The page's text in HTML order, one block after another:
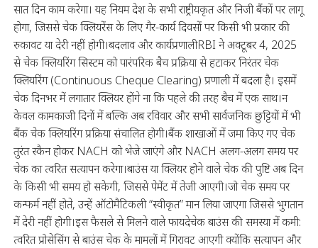
सात दिन काम करेगा। यह नियम देश के सभी राष्ट्रीयकृत और निजी बैंकों पर लागू
होगा, जिससे चेक क्लियरेंस के लिए गैर-कार्य दिवसों पर किसी भी प्रकार की
रुकावट या देरी नहीं होगी।बदलाव और कार्यप्रणालीRBI ने अक्टूबर 4, 2025
से चेक क्लियरिंग सिस्टम को पारंपरिक बैच प्रक्रिया से हटाकर निरंतर चेक
क्लियरिंग (Continuous Cheque Clearing) प्रणाली में बदला है। इसमें
चेक दिनभर में लगातार क्लियर होंगे ना कि पहले की तरह बैच में एक साथ।न
केवल कामकाजी दिनों में बल्कि अब रविवार और सभी सार्वजनिक छुट्टियों में भी
बैंक चेक क्लियरिंग प्रक्रिया संचालित होगी।बैंक शाखाओं में जमा किए गए चेक
तुरंत स्कैन होकर NACH को भेजे जाएंगे और NACH अलग-अलग समय पर
चेक का त्वरित सत्यापन करेगा।बाउंस या क्लियर होने वाले चेक की पुष्टि अब दिन
के किसी भी समय हो सकेगी, जिससे पेमेंट में तेजी आएगी।जो चेक समय पर
कन्फर्म नहीं होते, उन्हें ऑटोमैटिकली “स्वीकृत” मान लिया जाएगा जिससे भुगतान
में देरी नहीं होगी।इस फैसले से मिलने वाले फायदेचेक बाउंस की समस्या में कमी:
त्वरित प्रोसेसिंग से बाउंस चेक के मामलों में गिरावट आएगी क्योंकि सत्यापन और